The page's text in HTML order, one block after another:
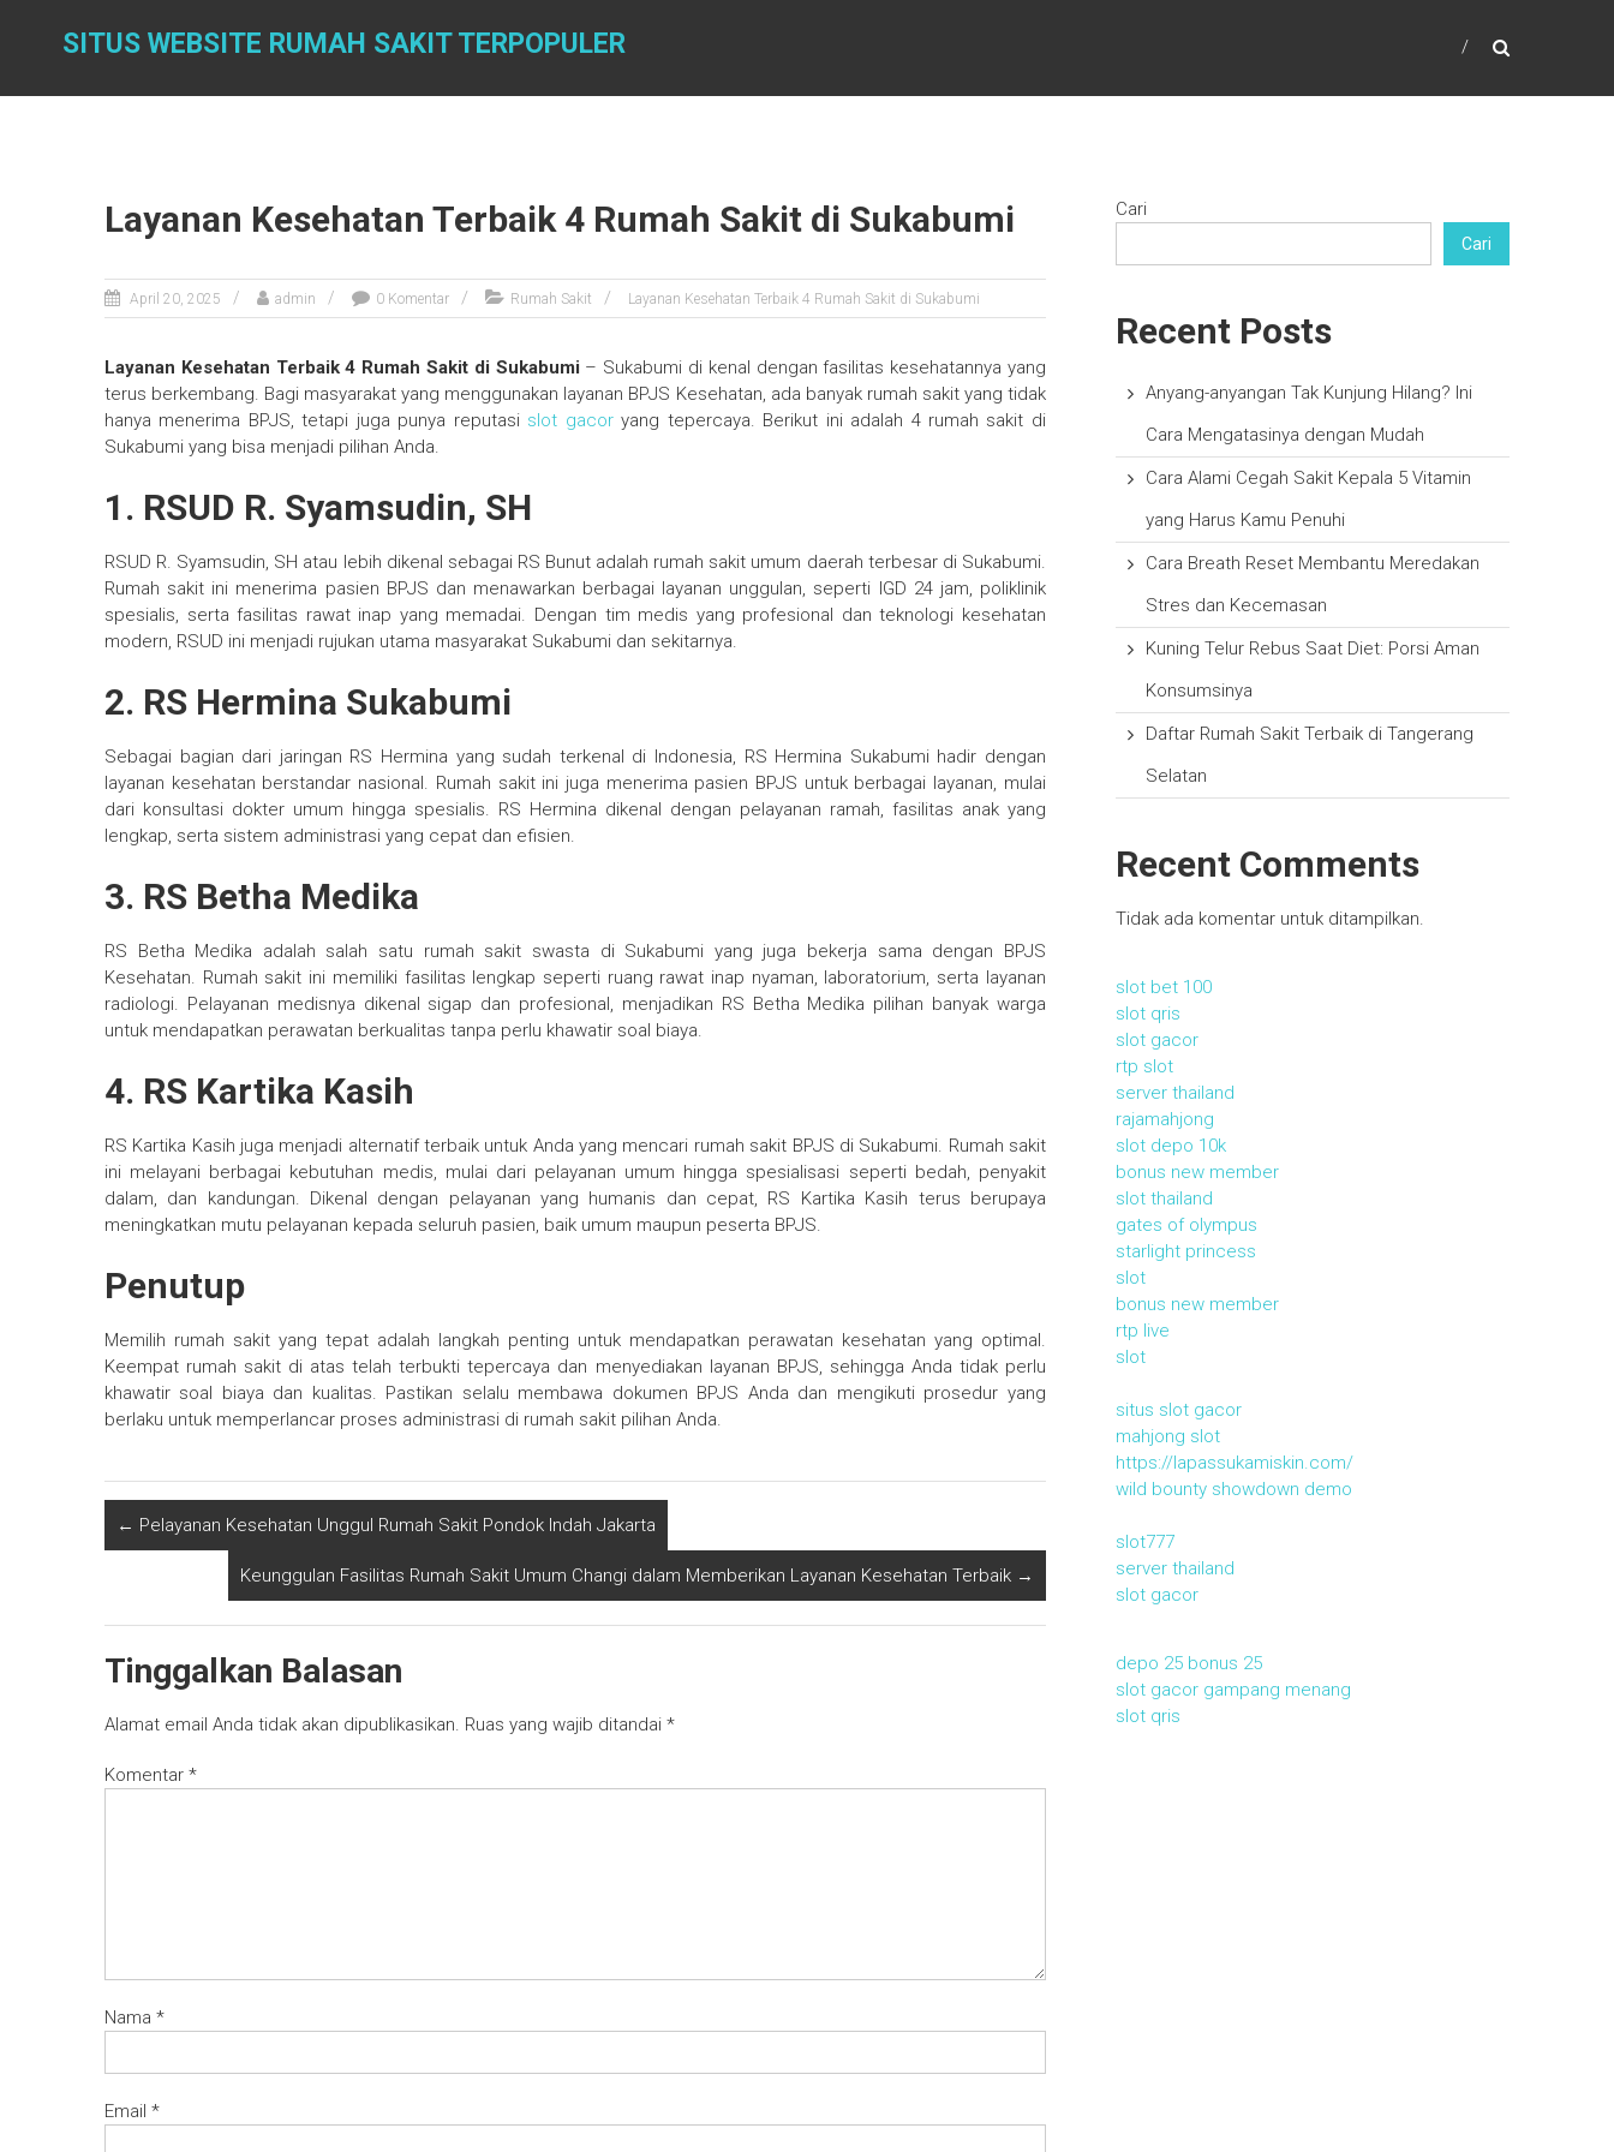
SITUS WEBSITE RUMAH SAKIT TERPOPULER
Layanan Kesehatan Terbaik 4 Rumah Sakit di Sukabumi
April 20, 2025 admin 0 Komentar Rumah Sakit Layanan Kesehatan Terbaik 4 Rumah Sakit di Sukabumi
Layanan Kesehatan Terbaik 4 Rumah Sakit di Sukabumi – Sukabumi di kenal dengan fasilitas kesehatannya yang
terus berkembang. Bagi masyarakat yang menggunakan layanan BPJS Kesehatan, ada banyak rumah sakit yang tidak
hanya menerima BPJS, tetapi juga punya reputasi slot gacoryang tepercaya. Berikut ini adalah 4 rumah sakit di
Sukabumi yang bisa menjadi pilihan Anda.
1. RSUD R. Syamsudin, SH
RSUD R. Syamsudin, SH atau lebih dikenal sebagai RS Bunut adalah rumah sakit umum daerah terbesar di Sukabumi.
Rumah sakit ini menerima pasien BPJS dan menawarkan berbagai layanan unggulan, seperti IGD 24 jam, poliklinik
spesialis, serta fasilitas rawat inap yang memadai. Dengan tim medis yang profesional dan teknologi kesehatan
modern, RSUD ini menjadi rujukan utama masyarakat Sukabumi dan sekitarnya.
2. RS Hermina Sukabumi
Sebagai bagian dari jaringan RS Hermina yang sudah terkenal di Indonesia, RS Hermina Sukabumi hadir dengan
layanan kesehatan berstandar nasional. Rumah sakit ini juga menerima pasien BPJS untuk berbagai layanan, mulai
dari konsultasi dokter umum hingga spesialis. RS Hermina dikenal dengan pelayanan ramah, fasilitas anak yang
lengkap, serta sistem administrasi yang cepat dan efisien.
3. RS Betha Medika
RS Betha Medika adalah salah satu rumah sakit swasta di Sukabumi yang juga bekerja sama dengan BPJS
Kesehatan. Rumah sakit ini memiliki fasilitas lengkap seperti ruang rawat inap nyaman, laboratorium, serta layanan
radiologi. Pelayanan medisnya dikenal sigap dan profesional, menjadikan RS Betha Medika pilihan banyak warga
untuk mendapatkan perawatan berkualitas tanpa perlu khawatir soal biaya.
4. RS Kartika Kasih
RS Kartika Kasih juga menjadi alternatif terbaik untuk Anda yang mencari rumah sakit BPJS di Sukabumi. Rumah sakit
ini melayani berbagai kebutuhan medis, mulai dari pelayanan umum hingga spesialisasi seperti bedah, penyakit
dalam, dan kandungan. Dikenal dengan pelayanan yang humanis dan cepat, RS Kartika Kasih terus berupaya
meningkatkan mutu pelayanan kepada seluruh pasien, baik umum maupun peserta BPJS.
Penutup
Memilih rumah sakit yang tepat adalah langkah penting untuk mendapatkan perawatan kesehatan yang optimal.
Keempat rumah sakit di atas telah terbukti tepercaya dan menyediakan layanan BPJS, sehingga Anda tidak perlu
khawatir soal biaya dan kualitas. Pastikan selalu membawa dokumen BPJS Anda dan mengikuti prosedur yang
berlaku untuk memperlancar proses administrasi di rumah sakit pilihan Anda.
← Pelayanan Kesehatan Unggul Rumah Sakit Pondok Indah Jakarta
Keunggulan Fasilitas Rumah Sakit Umum Changi dalam Memberikan Layanan Kesehatan Terbaik →
Tinggalkan Balasan
Alamat email Anda tidak akan dipublikasikan. Ruas yang wajib ditandai *
Komentar *
Nama *
Email *
Cari
Cari
Recent Posts
Anyang-anyangan Tak Kunjung Hilang? Ini
Cara Mengatasinya dengan Mudah
Cara Alami Cegah Sakit Kepala 5 Vitamin
yang Harus Kamu Penuhi
Cara Breath Reset Membantu Meredakan
Stres dan Kecemasan
Kuning Telur Rebus Saat Diet: Porsi Aman
Konsumsinya
Daftar Rumah Sakit Terbaik di Tangerang
Selatan
Recent Comments
Tidak ada komentar untuk ditampilkan.
slot bet 100
slot qris
slot gacor
rtp slot
server thailand
rajamahjong
slot depo 10k
bonus new member
slot thailand
gates of olympus
starlight princess
slot
bonus new member
rtp live
slot
situs slot gacor
mahjong slot
https://lapassukamiskin.com/
wild bounty showdown demo
slot777
server thailand
slot gacor
depo 25 bonus 25
slot gacor gampang menang
slot qris